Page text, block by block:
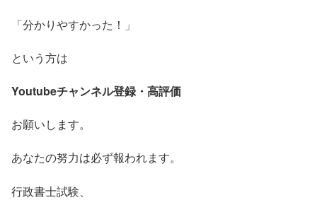
「分かりやすかった！」
という方は
Youtubeチャンネル登録・高評価
お願いします。
あなたの努力は必ず報われます。
行政書士試験、